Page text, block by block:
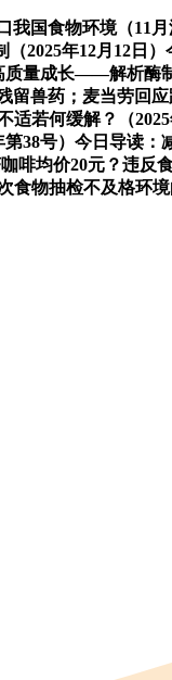
国食物环境（11
2025年12月12日
质量成长——解析酶
兽药；麦当劳回
适若何缓解？（
38号）今日导读
啡均价20元？违
物抽检不及格环